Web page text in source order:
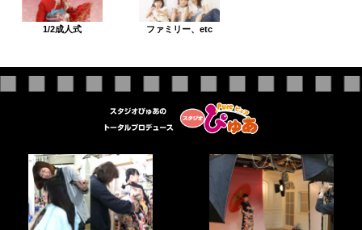
1/2成人式 ファミリー、etc